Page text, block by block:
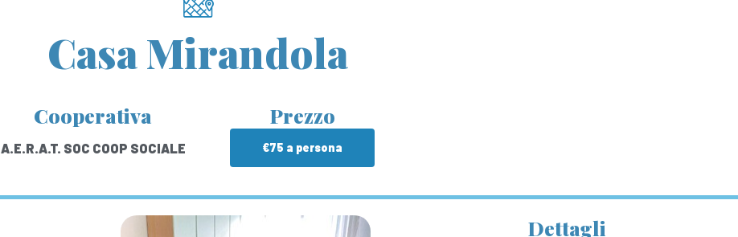
Casa Mirandola
Cooperativa
A.E.R.A.T. SOC COOP SOCIALE
Prezzo
€75 a persona
Dettagli